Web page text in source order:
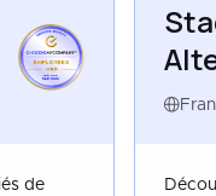
EMPLOYEES
FRANCE
SEP 2021
de